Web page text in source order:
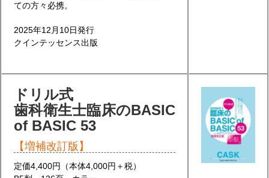
ての方々必携。
2025年12月10日発行
クインテッセンス出版
ドリル式
歯科衛生士臨床のBASIC
of BASIC 53
【増補改訂版】
定価4,400円（本体4,000円＋税）